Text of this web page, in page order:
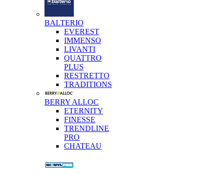
BALTERIO
EVEREST
IMMENSO
LIVANTI
QUATTRO
PLUS
RESTRETTO
TRADITIONS
BERRY ALLOC
ETERNITY
FINESSE
TRENDLINE
PRO
CHATEAU